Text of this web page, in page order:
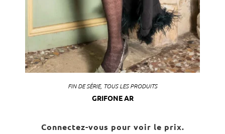
FIN DE SÉRIE, TOUS LES PRODUITS
GRIFONE AR
Connectez-vous pour voir le prix.